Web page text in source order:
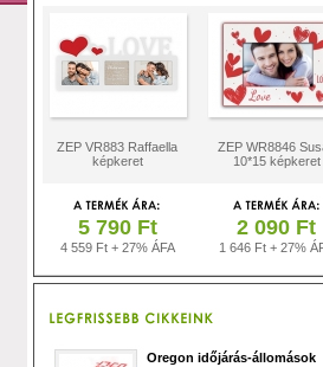
ZEP VR883 Raffaella
képkeret
ZEP WR8846
10*15 képkeret
5 790 Ft
4 559 Ft + 27% ÁFA
2 090 Ft
1 646 Ft + 27%
Oregon időjárás-állomások